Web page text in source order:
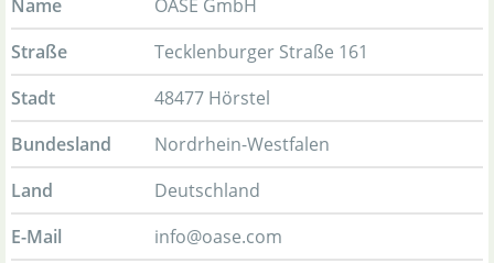
Name
OASE GmbH
Straße
Tecklenburger Straße 161
Stadt
48477 Hörstel
Bundesland
Nordrhein-Westfalen
Land
Deutschland
E-Mail
info@oase.com